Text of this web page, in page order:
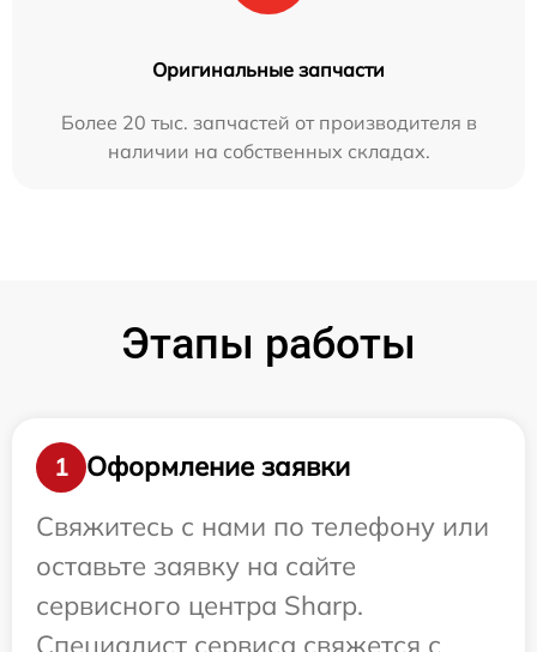
Оригинальные запчасти
Более 20 тыс. запчастей от производителя в
наличии на собственных складах.
Этапы работы
1
Оформление заявки
Свяжитесь с нами по телефону или
оставьте заявку на сайте
сервисного центра Sharp.
Специалист сервиса свяжется с